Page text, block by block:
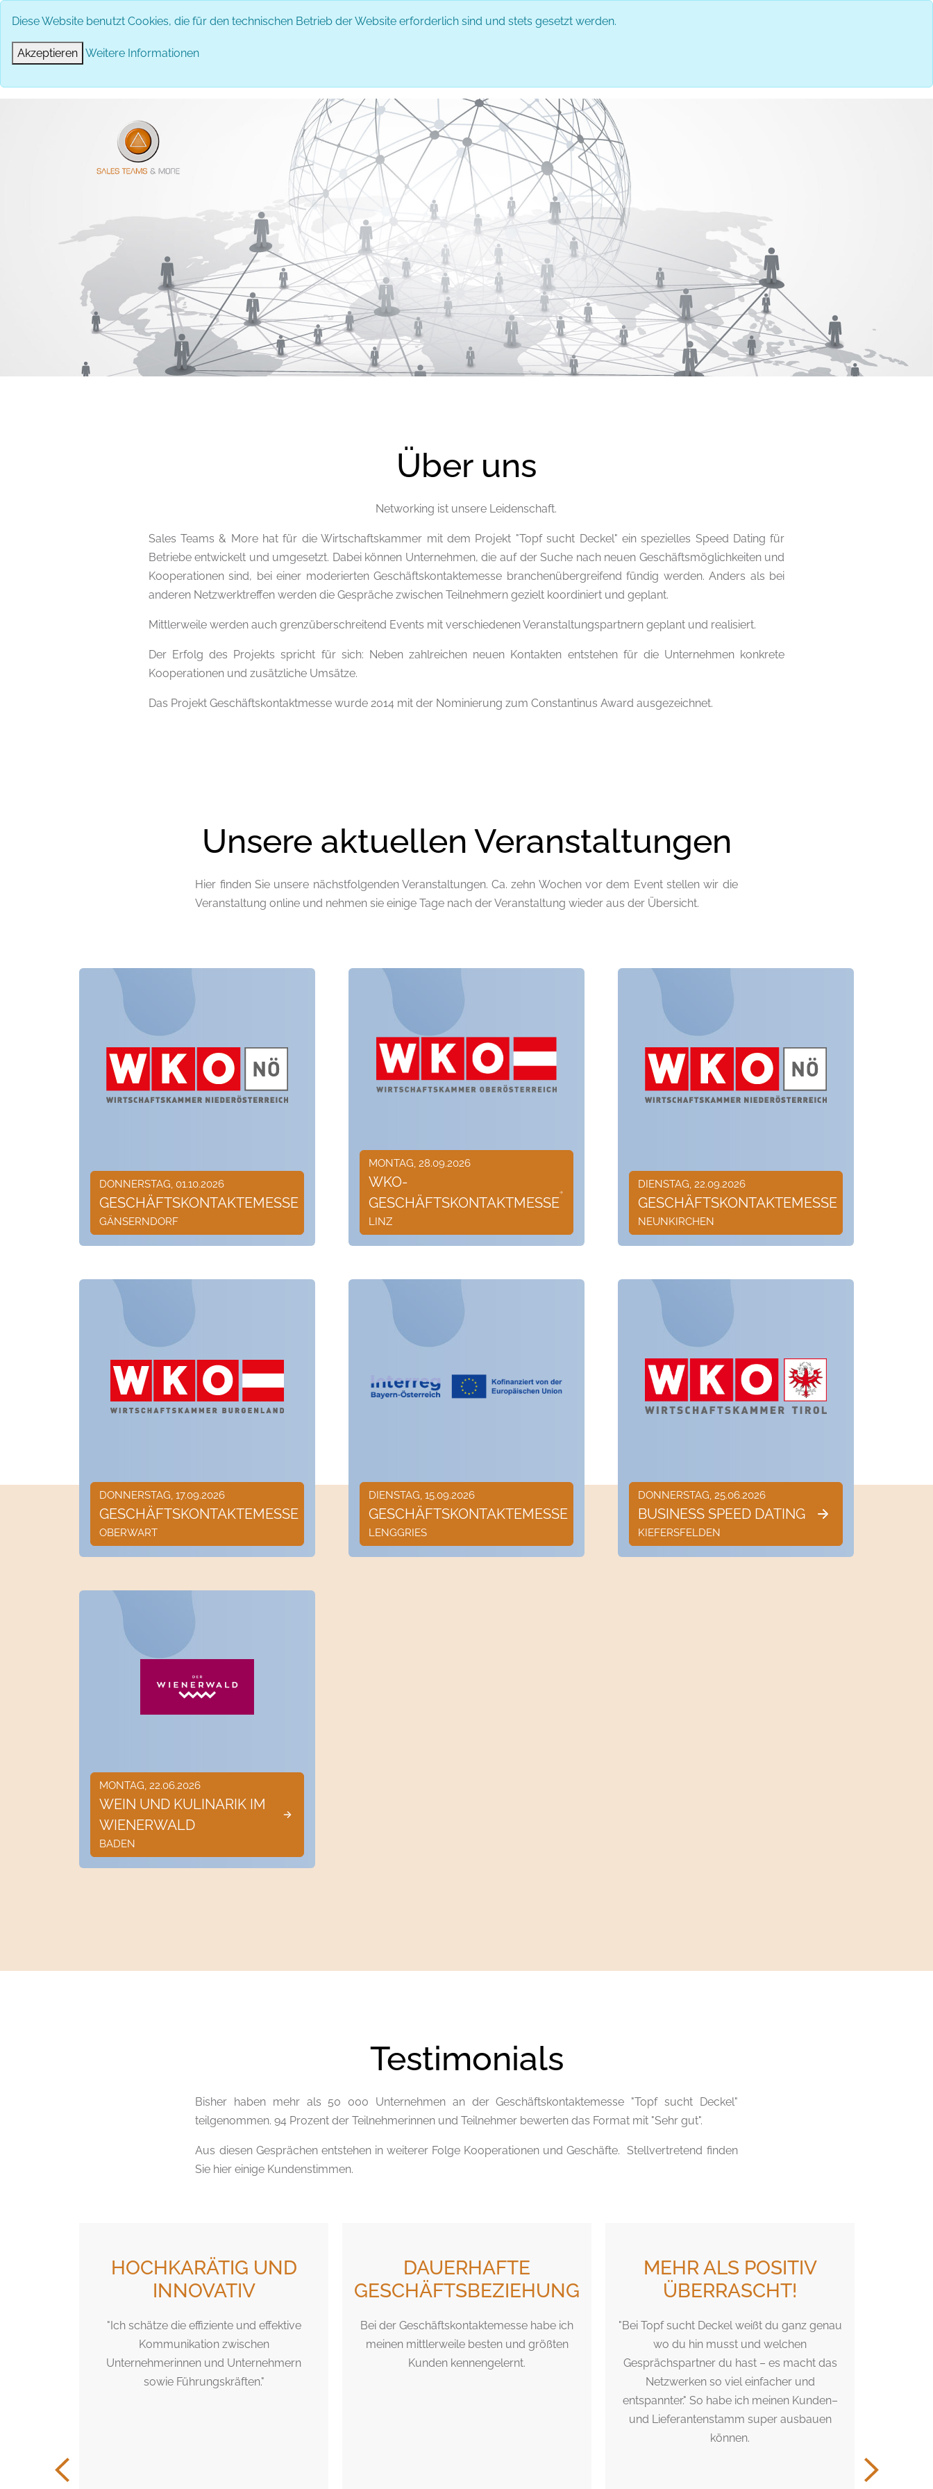
Diese Website benutzt Cookies, die für den technischen Betrieb der Website erforderlich sind und stets gesetzt werden.
Akzeptieren Weitere Informationen
Über uns
Networking ist unsere Leidenschaft.
Sales Teams & More hat für die Wirtschaftskammer mit dem Projekt "Topf sucht Deckel" ein spezielles Speed Dating für
Betriebe entwickelt und umgesetzt. Dabei können Unternehmen, die auf der Suche nach neuen Geschäftsmöglichkeiten und
Kooperationen sind, bei einer moderierten Geschäftskontaktemesse branchenübergreifend fündig werden. Anders als bei
anderen Netzwerktreffen werden die Gespräche zwischen Teilnehmern gezielt koordiniert und geplant.
Mittlerweile werden auch grenzüberschreitend Events mit verschiedenen Veranstaltungspartnern geplant und realisiert.
Der Erfolg des Projekts spricht für sich: Neben zahlreichen neuen Kontakten entstehen für die Unternehmen konkrete
Kooperationen und zusätzliche Umsätze.
Das Projekt Geschäftskontaktmesse wurde 2014 mit der Nominierung zum Constantinus Award ausgezeichnet.
Unsere aktuellen Veranstaltungen
Hier finden Sie unsere nächstfolgenden Veranstaltungen. Ca. zehn Wochen vor dem Event stellen wir die
Veranstaltung online und nehmen sie einige Tage nach der Veranstaltung wieder aus der Übersicht.
DONNERSTAG, 01.10.2026
GESCHÄFTSKONTAKTEMESSE
GÄNSERNDORF
MONTAG, 28.09.2026
WKO-
GESCHÄFTSKONTAKTMESSE
LINZ
DIENSTAG, 22.09.2026
GESCHÄFTSKONTAKTEMESSE
NEUNKIRCHEN
DONNERSTAG, 17.09.2026
GESCHÄFTSKONTAKTEMESSE
OBERWART
DIENSTAG, 15.09.2026
GESCHÄFTSKONTAKTEMESSE
LENGGRIES
DONNERSTAG, 25.06.2026
BUSINESS SPEED DATING
KIEFERSFELDEN
MONTAG, 22.06.2026
WEIN UND KULINARIK IM
WIENERWALD
BADEN
Testimonials
Bisher haben mehr als 50 000 Unternehmen an der Geschäftskontaktemesse "Topf sucht Deckel"
teilgenommen. 94 Prozent der Teilnehmerinnen und Teilnehmer bewerten das Format mit "Sehr gut".
Aus diesen Gesprächen entstehen in weiterer Folge Kooperationen und Geschäfte. Stellvertretend finden
Sie hier einige Kundenstimmen.
HOCHKARÄTIG UND
INNOVATIV
"Ich schätze die effiziente und effektive
Kommunikation zwischen
Unternehmerinnen und Unternehmern
sowie Führungskräften."
DAUERHAFTE
GESCHÄFTSBEZIEHUNG
Bei der Geschäftskontaktemesse habe ich
meinen mittlerweile besten und größten
Kunden kennengelernt.
MEHR ALS POSITIV
ÜBERRASCHT!
"Bei Topf sucht Deckel weißt du ganz genau
wo du hin musst und welchen
Gesprächspartner du hast – es macht das
Netzwerken so viel einfacher und
entspannter." So habe ich meinen Kunden–
und Lieferantenstamm super ausbauen
können.